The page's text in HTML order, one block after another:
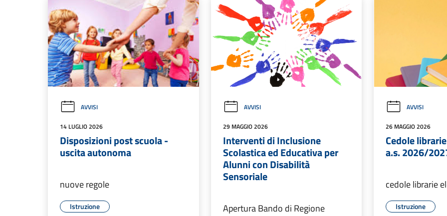
AVVISI
14 LUGLIO 2026
Disposizioni post scuola -
uscita autonoma
nuove regole
Istruzione
AVVISI
29 MAGGIO 2026
Interventi di Inclusione
Scolastica ed Educativa per
Alunni con Disabilità
Sensoriale
Apertura Bando di Regione
AVVISI
26 MAGGIO 2026
Cedole
a.s. 2026/
cedole librarie
Istruzione